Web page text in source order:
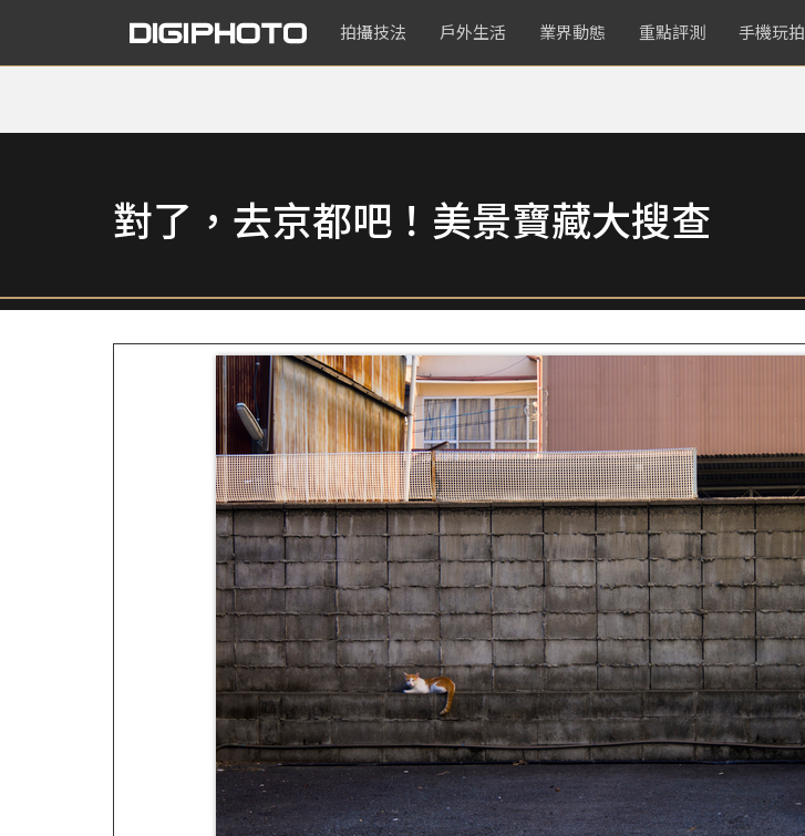
拍攝技法 戶外生活 業界動態 重點評測 手機玩拍
對了，去京都吧！美景寶藏大搜查